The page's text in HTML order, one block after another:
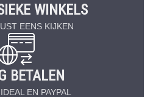
WINKELS
EENS KIJKEN
BETALEN
EN PAYPAL